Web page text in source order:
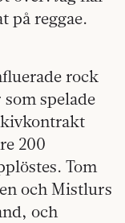
på reggae.
rock
spelade
200
Tom
och Mistlurs
och